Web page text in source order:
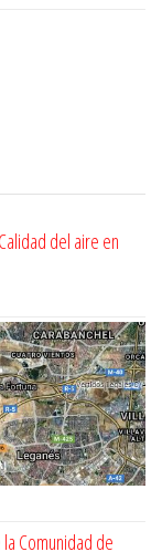
Calidad del aire en
Comunidad de